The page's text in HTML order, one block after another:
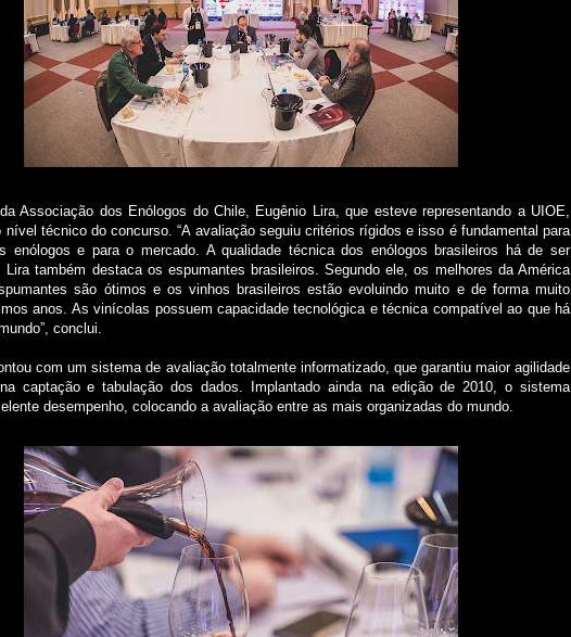
Associação dos Enólogos do Chile, Eugênio Lira, que esteve representando a UIOE,
nível técnico do concurso. “A avaliação seguiu critérios rígidos e isso é fundamental para
enólogos e para o mercado. A qualidade técnica dos enólogos brasileiros há de ser
Lira também destaca os espumantes brasileiros. Segundo ele, os melhores da América
são ótimos e os vinhos brasileiros estão evoluindo muito e de forma muito
anos. As vinícolas possuem capacidade tecnológica e técnica compatível ao que há
conclui.
com um sistema de avaliação totalmente informatizado, que garantiu maior agilidade
captação e tabulação dos dados. Implantado ainda na edição de 2010, o sistema
desempenho, colocando a avaliação entre as mais organizadas do mundo.